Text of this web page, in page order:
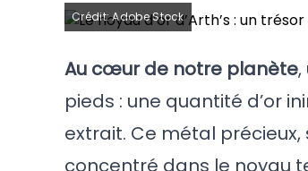
Crédit: Adobe Stock
Au cœur de notre planète
pieds : une quantité d’or
extrait. Ce métal
concentré dans le noyau